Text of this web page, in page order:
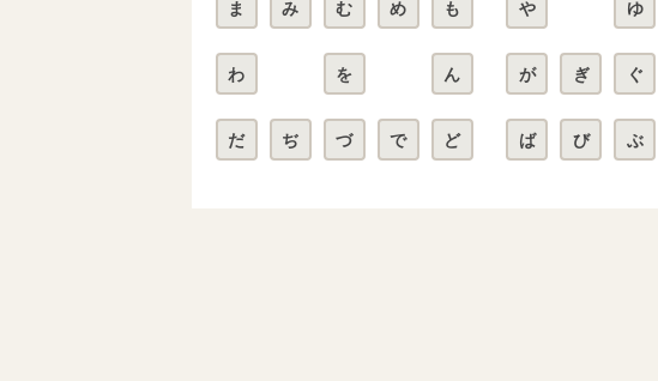
ま み む め も や ゆ
わ を ん が ぎ ぐ
だ ぢ づ で ど ば び ぶ